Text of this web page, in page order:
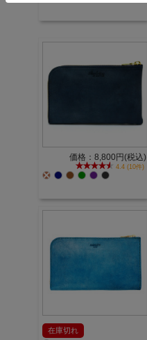
価格：8,800円(税込)
4.4 (10件)
在庫切れ